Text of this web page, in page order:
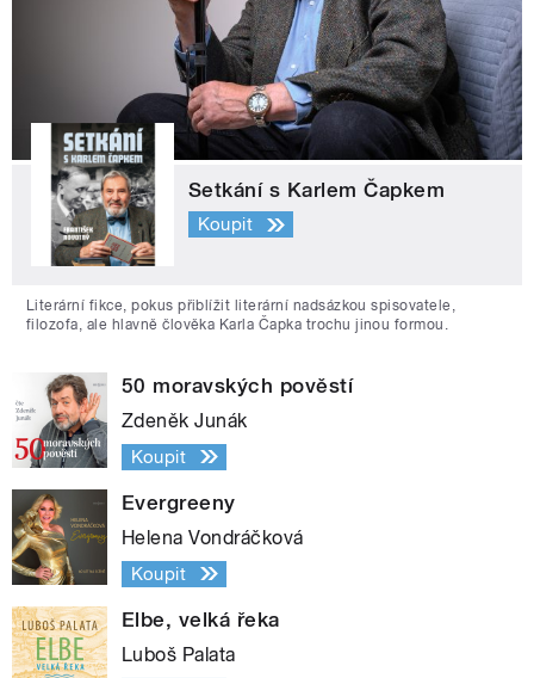
Setkání s Karlem Čapkem
Koupit
Literární fikce, pokus přiblížit literární nadsázkou spisovatele,
filozofa, ale hlavně člověka Karla Čapka trochu jinou formou.
50 moravských pověstí
Zdeněk Junák
Koupit
Evergreeny
Helena Vondráčková
Koupit
Elbe, velká řeka
Luboš Palata